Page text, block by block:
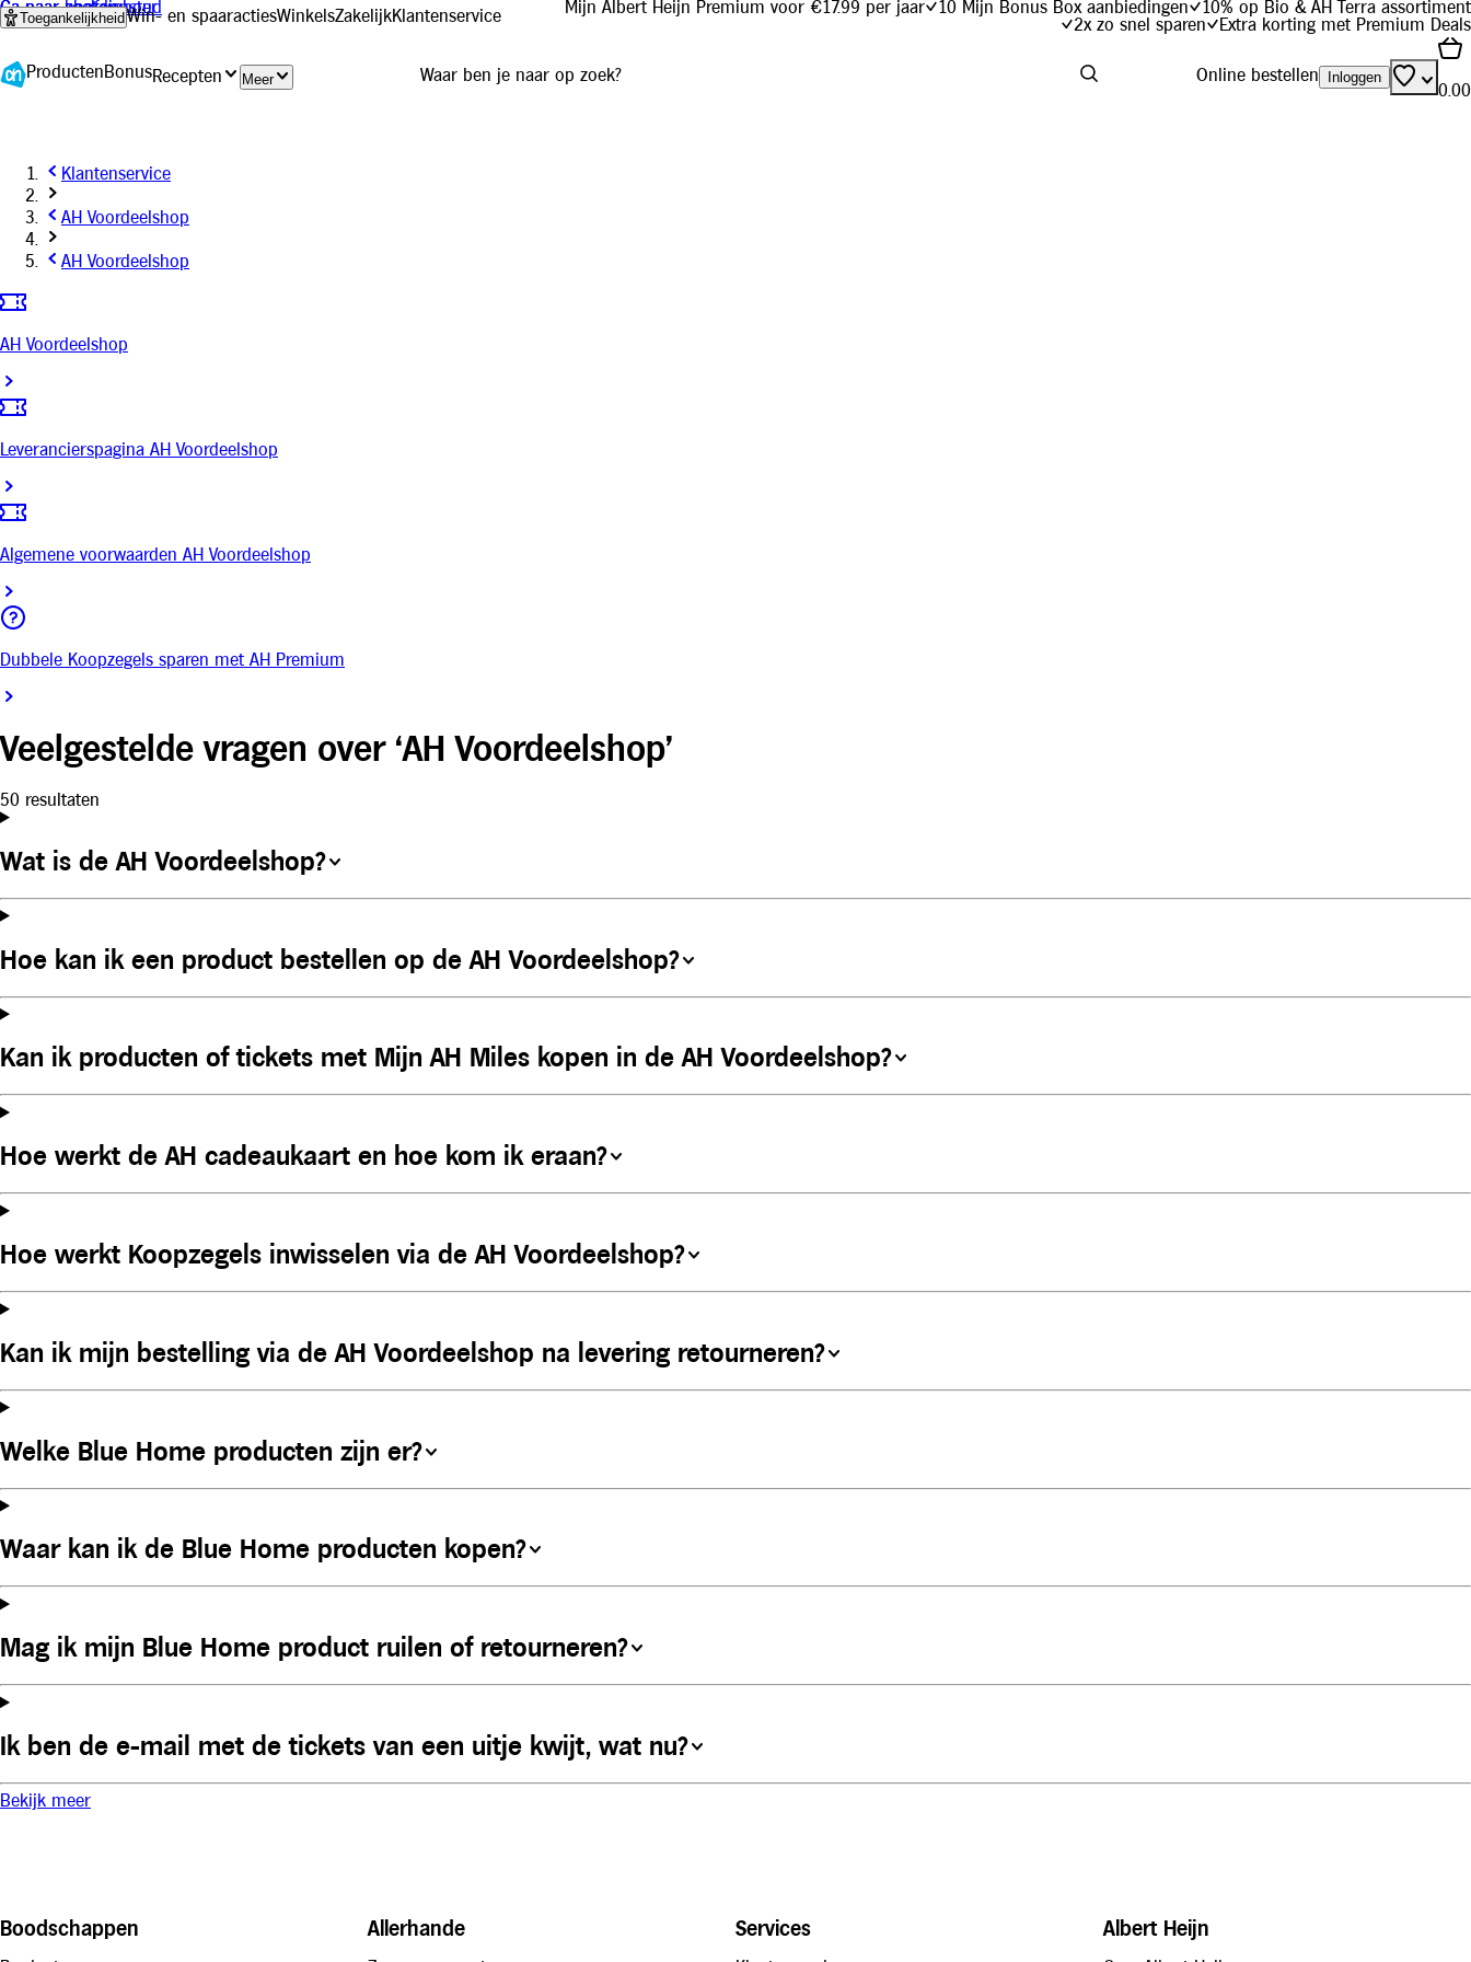
Ga naar hoofdinhoud
Ga naar zoeken
Ga naar chat venster
ToegankelijkheidWin- en spaaractiesWinkelsZakelijkKlantenservice
Mijn Albert Heijn Premium voor €17.99 per jaar 10 Mijn Bonus Box aanbiedingen
10% op Bio & AH Terra assortiment
2x zo snel sparen
Extra korting met Premium Deals
Producten BonusRecepten Meer Online bestellen
Inloggen
0.00
Klantenservice
AH Voordeelshop
AH Voordeelshop
AH Voordeelshop
Leverancierspagina AH Voordeelshop
Algemene voorwaarden AH Voordeelshop
Dubbele Koopzegels sparen met AH Premium
Veelgestelde vragen over ‘AH Voordeelshop’
50 resultaten
Wat is de AH Voordeelshop?
Hoe kan ik een product bestellen op de AH Voordeelshop?
Kan ik producten of tickets met Mijn AH Miles kopen in de AH Voordeelshop?
Hoe werkt de AH cadeaukaart en hoe kom ik eraan?
Hoe werkt Koopzegels inwisselen via de AH Voordeelshop?
Kan ik mijn bestelling via de AH Voordeelshop na levering retourneren?
Welke Blue Home producten zijn er?
Waar kan ik de Blue Home producten kopen?
Mag ik mijn Blue Home product ruilen of retourneren?
Ik ben de e-mail met de tickets van een uitje kwijt, wat nu?
Bekijk meer
Boodschappen Allerhande Services Albert Heijn